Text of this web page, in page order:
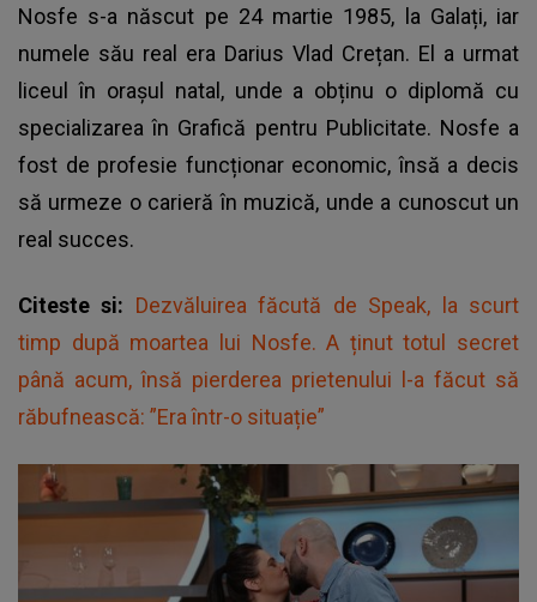
Nosfe s-a născut pe 24 martie 1985, la Galați, iar
numele său real era Darius Vlad Crețan. El a urmat
liceul în orașul natal, unde a obținu o diplomă cu
specializarea în Grafică pentru Publicitate. Nosfe a
fost de profesie funcționar economic, însă a decis
să urmeze o carieră în muzică, unde a cunoscut un
real succes.
Citeste si: Dezvăluirea făcută de Speak, la scurt
timp după moartea lui Nosfe. A ținut totul secret
până acum, însă pierderea prietenului l-a făcut să
răbufnească: ”Era într-o situație”